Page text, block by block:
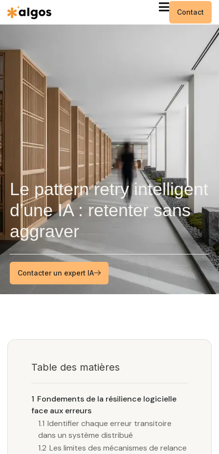
Contact
Le pattern retry intelligent
d’une IA : retenter sans
aggraver
Contacter un expert IA
Table des matières
1 Fondements de la résilience logicielle
face aux erreurs
1.1 Identifier chaque erreur transitoire
dans un système distribué
1.2 Les limites des mécanismes de relance